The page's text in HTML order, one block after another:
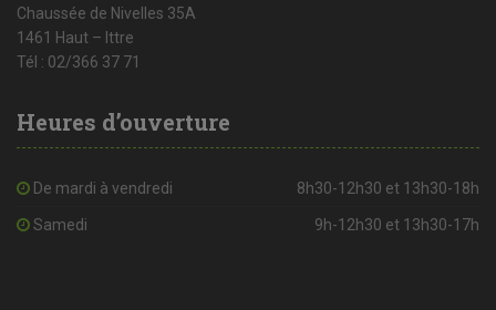
Chaussée de Nivelles 35A
1461 Haut – Ittre
Tél : 02/366 37 71
Heures d’ouverture
De mardi à vendredi 8h30-12h30 et 13h30-18h
Samedi 9h-12h30 et 13h30-17h